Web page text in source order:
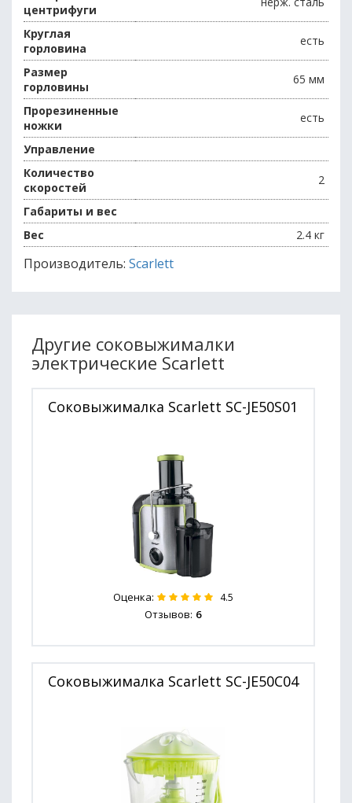
центрифуги
Круглая
горловина
есть
Размер
горловины
65 мм
Прорезиненные
ножки
есть
Управление
Количество
скоростей
2
Габариты и вес
Вес
2.4 кг
Производитель: Scarlett
Другие соковыжималки
электрические Scarlett
Соковыжималка Scarlett SC-JE50S01
Оценка: 4.5
Отзывов: 6
Соковыжималка Scarlett SC-JE50C04